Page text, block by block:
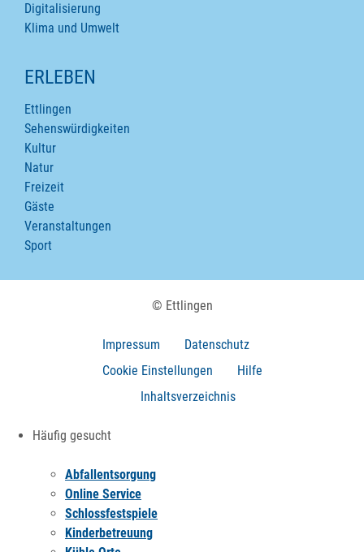
Digitalisierung
Klima und Umwelt
ERLEBEN
Ettlingen
Sehenswürdigkeiten
Kultur
Natur
Freizeit
Gäste
Veranstaltungen
Sport
© Ettlingen
Impressum
Datenschutz
Cookie Einstellungen
Hilfe
Inhaltsverzeichnis
Häufig gesucht
Abfallentsorgung
Online Service
Schlossfestspiele
Kinderbetreuung